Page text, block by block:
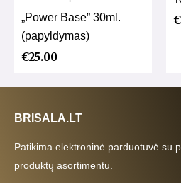
„Power Base” 30ml.
(papyldymas)
€25.00
€
BRISALA.LT
Patikima elektroninė parduotuvė su
produktų asortimentu.